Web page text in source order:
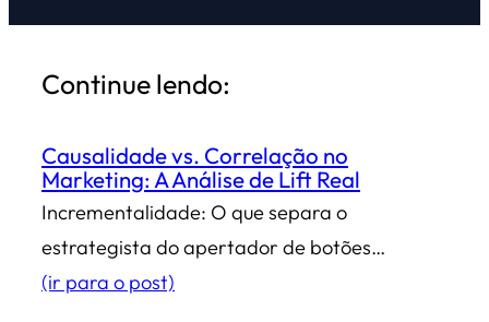
Continue lendo:
Causalidade vs. Correlação no
Marketing: A Análise de Lift Real
Incrementalidade: O que separa o
estrategista do apertador de botões…
(ir para o post)